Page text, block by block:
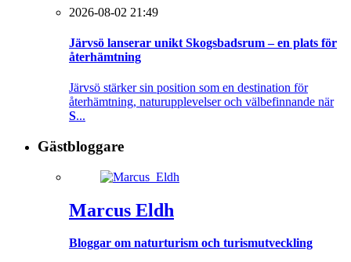
2026-08-02 21:49
Järvsö lanserar unikt Skogsbadsrum – en plats för
återhämtning
Järvsö stärker sin position som en destination för
återhämtning, naturupplevelser och välbefinnande när
S...
Gästbloggare
Marcus Eldh
Bloggar om naturturism och turismutveckling